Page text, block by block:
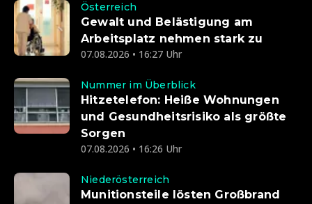
Österreich
Gewalt und Belästigung am
Arbeitsplatz nehmen stark zu
07.08.2026 • 16:27 Uhr
Nummer im Überblick
Hitzetelefon: Heiße Wohnungen
und Gesundheitsrisiko als größte
Sorgen
07.08.2026 • 16:26 Uhr
Niederösterreich
Munitionsteile lösten Großbrand